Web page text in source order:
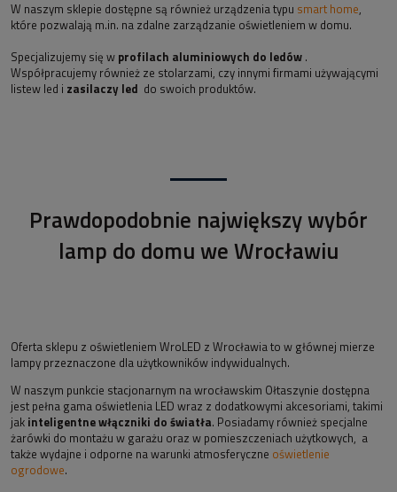
W naszym sklepie dostępne są również urządzenia typu smart home,
które pozwalają m.in. na zdalne zarządzanie oświetleniem w domu.
Specjalizujemy się w profilach aluminiowych do ledów .
Współpracujemy również ze stolarzami, czy innymi firmami używającymi
listew led i zasilaczy led do swoich produktów.
Prawdopodobnie największy wybór
lamp do domu we Wrocławiu
Oferta sklepu z oświetleniem WroLED z Wrocławia to w głównej mierze
lampy przeznaczone dla użytkowników indywidualnych.
W naszym punkcie stacjonarnym na wrocławskim Ołtaszynie dostępna
jest pełna gama oświetlenia LED wraz z dodatkowymi akcesoriami, takimi
jak inteligentne włączniki do światła. Posiadamy również specjalne
żarówki do montażu w garażu oraz w pomieszczeniach użytkowych, a
także wydajne i odporne na warunki atmosferyczne oświetlenie
ogrodowe.